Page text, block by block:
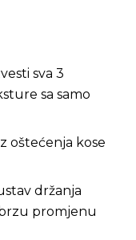
sva 3
sa samo
oštećenja kose
držanja
promjenu